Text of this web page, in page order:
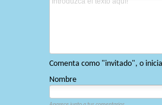
Comenta como "invitado", o
Nombre